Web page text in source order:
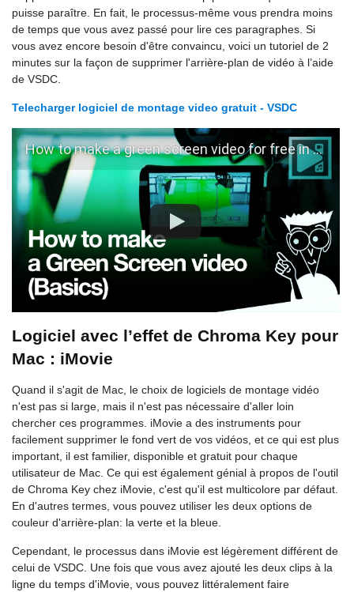
puisse paraître. En fait, le processus-même vous prendra moins
de temps que vous avez passé pour lire ces paragraphes. Si
vous avez encore besoin d'être convaincu, voici un tutoriel de 2
minutes sur la façon de supprimer l'arrière-plan de vidéo à l’aide
de VSDC.
Telecharger logiciel de montage video gratuit - VSDC
How to make a green screen video for free in VSDC
Logiciel avec l’effet de Chroma Key pour
Mac : iMovie
Quand il s'agit de Mac, le choix de logiciels de montage vidéo
n'est pas si large, mais il n'est pas nécessaire d'aller loin
chercher ces programmes. iMovie a des instruments pour
facilement supprimer le fond vert de vos vidéos, et ce qui est plus
important, il est familier, disponible et gratuit pour chaque
utilisateur de Mac. Ce qui est également génial à propos de l'outil
de Chroma Key chez iMovie, c'est qu'il est multicolore par défaut.
En d'autres termes, vous pouvez utiliser les deux options de
couleur d'arrière-plan: la verte et la bleue.
Cependant, le processus dans iMovie est légèrement différent de
celui de VSDC. Une fois que vous avez ajouté les deux clips à la
ligne du temps d'iMovie, vous pouvez littéralement faire